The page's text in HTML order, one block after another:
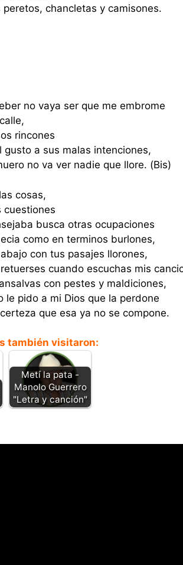
peretos, chancletas y camisones.
no vaya ser que me embrome
rincones
gusto a sus malas intenciones,
no va ver nadie que llore. (Bis)
cosas,
cuestiones
busca otras ocupaciones
como en terminos burlones,
con tus pasajes llorones,
cuando escuchas mis
con pestes y maldiciones,
le pido a mi Dios que la perdone
que esa ya no se compone.
también visitaron:
Metí la pata -
Manolo Guerrero
"Letra y canción"